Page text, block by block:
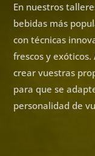
En nuestros
bebidas más
con técnicas
frescos y
crear vuestras
para que se
personalidad de